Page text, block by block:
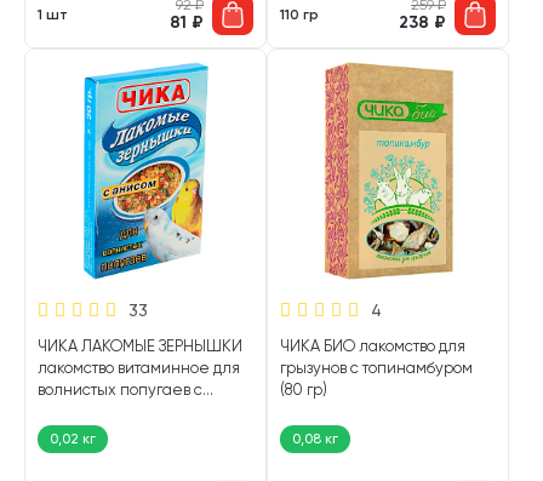
1 шт
92₽
81 ₽ 110 гр
259₽
238 ₽
33
ЧИКА ЛАКОМЫЕ ЗЕРНЫШКИ
лакомство витаминное для
волнистых попугаев с
0,02 кг
4
ЧИКА БИО лакомство для
грызунов с топинамбуром
(80 гр)
0,08 кг